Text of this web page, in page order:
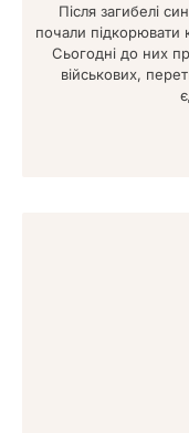
Після загибелі
почали підкорювати
Сьогодні до них
військових,